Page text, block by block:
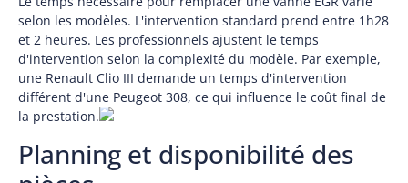
selon les modèles. L'intervention standard prend entre 1h28
et 2 heures. Les professionnels ajustent le temps
d'intervention selon la complexité du modèle. Par exemple,
une Renault Clio III demande un temps d'intervention
différent d'une Peugeot 308, ce qui influence le coût final de
la prestation.
Planning et disponibilité des